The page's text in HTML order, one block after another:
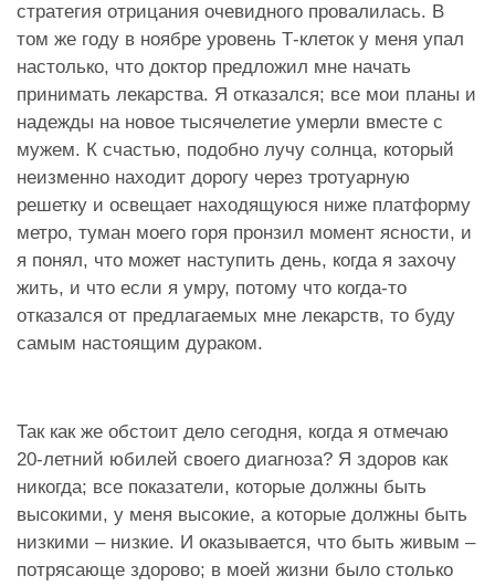
стратегия отрицания очевидного провалилась. В
том же году в ноябре уровень Т-клеток у меня упал
настолько, что доктор предложил мне начать
принимать лекарства. Я отказался; все мои планы и
надежды на новое тысячелетие умерли вместе с
мужем. К счастью, подобно лучу солнца, который
неизменно находит дорогу через тротуарную
решетку и освещает находящуюся ниже платформу
метро, туман моего горя пронзил момент ясности, и
я понял, что может наступить день, когда я захочу
жить, и что если я умру, потому что когда-то
отказался от предлагаемых мне лекарств, то буду
самым настоящим дураком.
Так как же обстоит дело сегодня, когда я отмечаю
20-летний юбилей своего диагноза? Я здоров как
никогда; все показатели, которые должны быть
высокими, у меня высокие, а которые должны быть
низкими – низкие. И оказывается, что быть живым –
потрясающе здорово; в моей жизни было столько